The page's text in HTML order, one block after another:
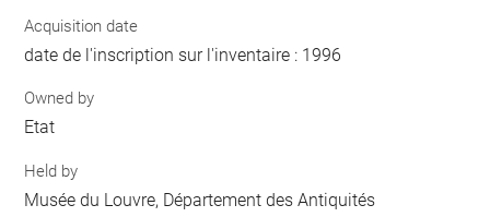
Acquisition date
date de l'inscription sur l'inventaire : 1996
Owned by
Etat
Held by
Musée du Louvre, Département des Antiquités